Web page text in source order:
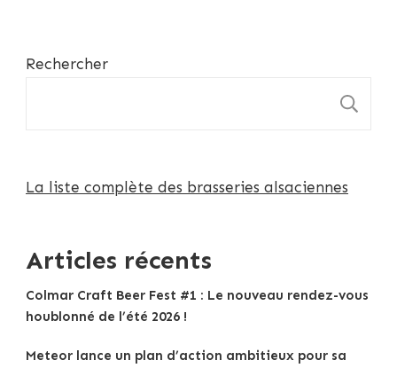
Rechercher
La liste complète des brasseries alsaciennes
Articles récents
Colmar Craft Beer Fest #1 : Le nouveau rendez-vous
houblonné de l’été 2026 !
Meteor lance un plan d’action ambitieux pour sa